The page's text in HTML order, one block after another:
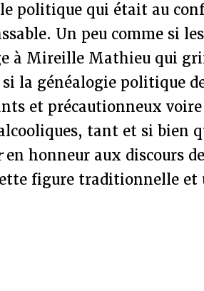
politique qui était au
Un peu comme si
à Mireille Mathieu qui
la généalogie politique
et précautionneux
tant et si bien
en honneur aux discours
figure traditionnelle et